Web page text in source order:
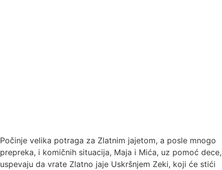
Počinje velika potraga za Zlatnim jajetom, a posle mnogo
prepreka, i komičnih situacija, Maja i Mića, uz pomoć dece,
uspevaju da vrate Zlatno jaje Uskršnjem Zeki, koji će stići